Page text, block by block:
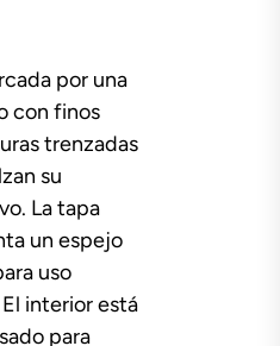
por una
con finos
trenzadas
su
La tapa
un espejo
uso
interior está
para